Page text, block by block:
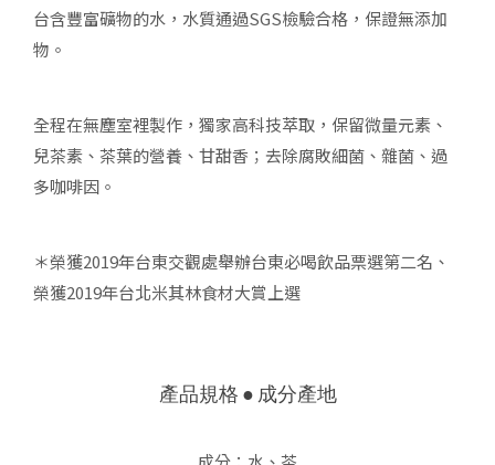
台含豐富礦物的水，水質通過SGS檢驗合格，保證無添加
物。
全程在無塵室裡製作，獨家高科技萃取，保留微量元素、
兒茶素、茶葉的營養、甘甜香；去除腐敗細菌、雜菌、過
多咖啡因。
＊榮獲2019年台東交觀處舉辦台東必喝飲品票選第二名、
榮獲2019年台北米其林食材大賞上選
產品規格 ● 成分產地